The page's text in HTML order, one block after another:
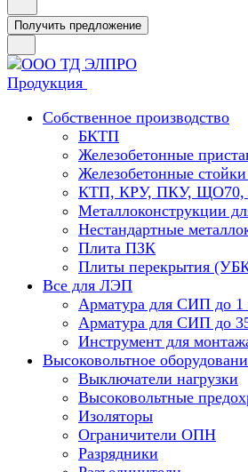
Получить предложение
Продукция
Собственное производство
БКТП
Железобетонные
Железобетонные
КТП, КРУ, ПКУ,
Металлоконструкции
Нестандартные
Плита ПЗК
Плиты перекрытия
Все для ЛЭП
Арматура для СИП до 1
Арматура для СИП до
Инструмент для
Высоковольтное
Выключатели нагрузки
Высоковольтные
Изоляторы
Ограничители ОПН
Разрядники